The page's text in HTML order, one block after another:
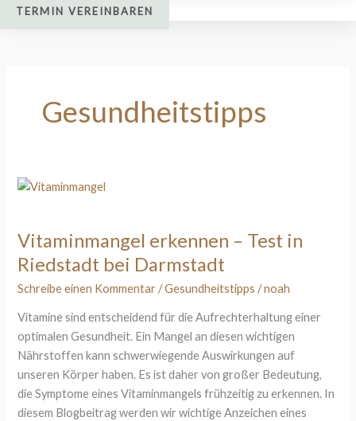
TERMIN VEREINBAREN
Gesundheitstipps
Vitaminmangel erkennen – Test in
Riedstadt bei Darmstadt
Schreibe einen Kommentar /Gesundheitstipps /noah
Vitamine sind entscheidend für die Aufrechterhaltung einer
optimalen Gesundheit. Ein Mangel an diesen wichtigen
Nährstoffen kann schwerwiegende Auswirkungen auf
unseren Körper haben. Es ist daher von großer Bedeutung,
die Symptome eines Vitaminmangels frühzeitig zu erkennen. In
diesem Blogbeitrag werden wir wichtige Anzeichen eines
Vitaminmangel
Test
in
Darmstadt